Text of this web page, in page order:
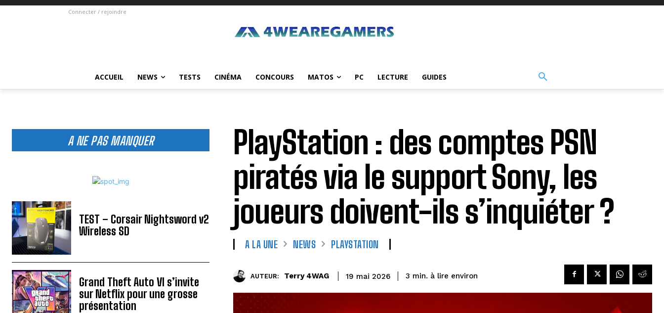
Connecter / rejoindre
ACCUEIL NEWS TESTS CINÉMA CONCOURS MATOS PC LECTURE GUIDES
A NE PAS MANQUER
TEST – Corsair Nightsword v2
Wireless SD
Grand Theft Auto VI s’invite
sur Netflix pour une grosse
présentation
PlayStation : des comptes PSN
piratés via le support Sony, les
joueurs doivent-ils s’inquiéter ?
A LA UNE NEWS PLAYSTATION
AUTEUR: Terry 4WAG 19 mai 2026 3 min. à lire environ